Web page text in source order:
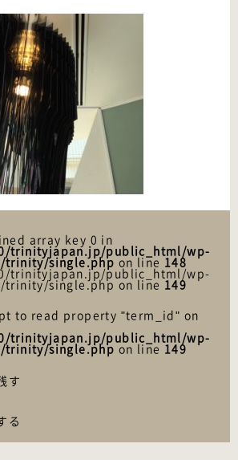
array key 0 in
trinityjapan.jp/public_html/wp-
trinity/single.phpon line148
trinityjapan.jp/public_html/wp-
trinity/single.php on line149
to read property "term_id" on
trinityjapan.jp/public_html/wp-
trinity/single.phpon line149
す
る